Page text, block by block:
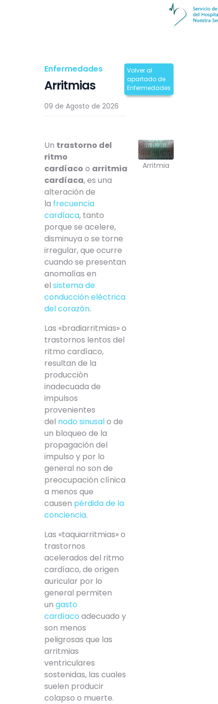
Enfermedades
Arritmias
09 de Agosto de 2026
Volver al
apartado de
Enfermedades
Un trastorno del
ritmo
cardíaco o arritmia
cardíaca, es una
alteración de
la frecuencia
cardíaca, tanto
porque se acelere,
disminuya o se torne
irregular, que ocurre
cuando se presentan
anomalías en
el sistema de
conducción eléctrica
del corazón.
Las «bradiarritmias» o
trastornos lentos del
ritmo cardíaco,
resultan de la
producción
inadecuada de
impulsos
provenientes
del nodo sinusalo de
un bloqueo de la
propagación del
impulso y por lo
general no son de
preocupación clínica
a menos que
causen pérdida de la
conciencia.
Las «taquiarritmias» o
trastornos
acelerados del ritmo
cardíaco, de origen
auricular por lo
general permiten
un gasto
cardíaco adecuado y
son menos
peligrosas que las
arritmias
ventriculares
sostenidas, las cuales
suelen producir
colapso o muerte.
Arritmia